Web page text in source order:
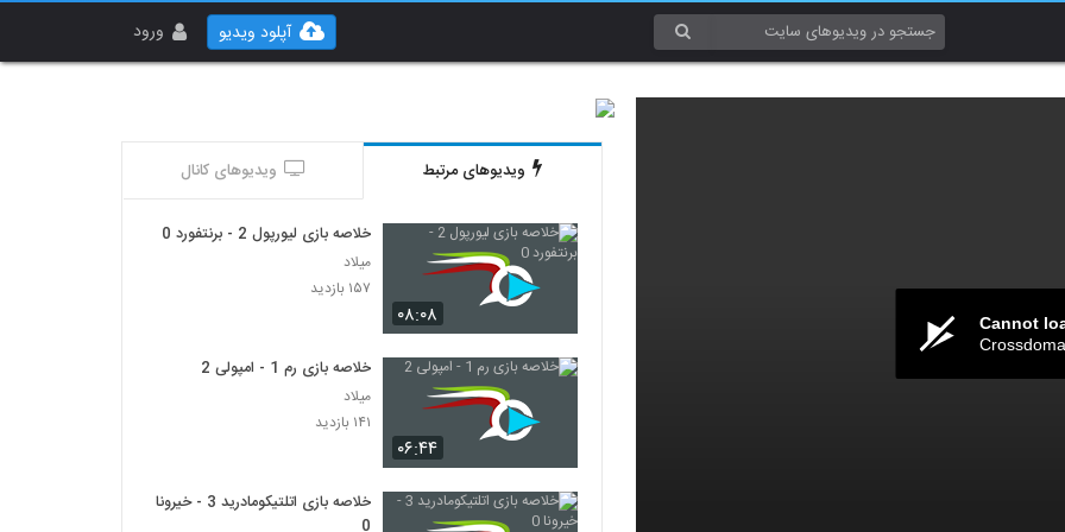
ورود آپلود ویدیو
Cannot
ویدیوهای مرتبط ویدیوهای کانال
۰۸:۰۸
خلاصه بازی لیورپول 2 - برنتفورد 0
میلاد
۱۵۷ بازدید
۰۶:۴۴
خلاصه بازی رم 1 - امپولی 2
میلاد
۱۴۱ بازدید
خلاصه بازی اتلتیکومادرید 3 - خیرونا
0